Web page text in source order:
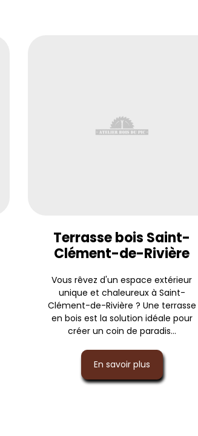
Terrasse bois Saint-
Clément-de-Rivière
Vous rêvez d'un espace extérieur
unique et chaleureux à Saint-
Clément-de-Rivière ? Une terrasse
en bois est la solution idéale pour
créer un coin de paradis...
En savoir plus